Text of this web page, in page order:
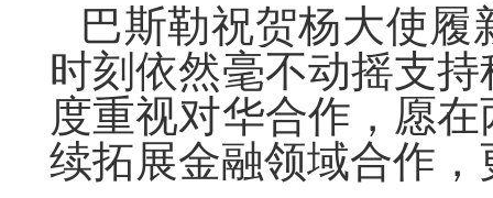
巴斯勒祝贺杨大使履
时刻依然毫不动摇支
度重视对华合作，愿
续拓展金融领域合作